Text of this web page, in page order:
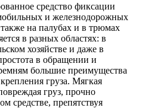
средство фиксации
и железнодорожных
на палубах и в трюмах
в разных областях: в
хозяйстве и даже в
в обращении и
большие преимущества
груза. Мягкая
груз, прочно
средстве, препятствуя